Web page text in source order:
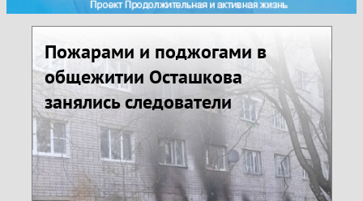
Пожарами и поджогами в
общежитии Осташкова
занялись следователи